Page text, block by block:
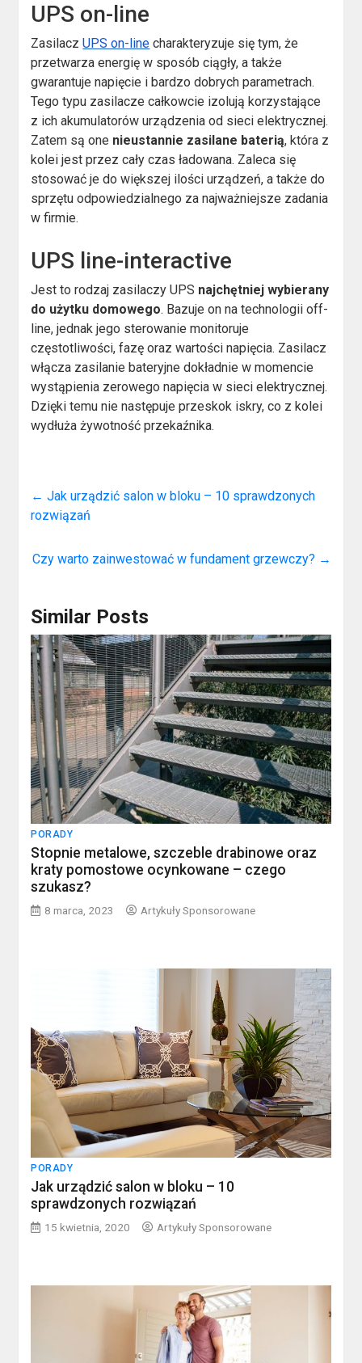
UPS on-line
ZasilaczUPS on-line charakteryzuje się tym, że
przetwarza energię w sposób ciągły, a także
gwarantuje napięcie i bardzo dobrych parametrach.
Tego typu zasilacze całkowcie izolują korzystające
z ich akumulatorów urządzenia od sieci elektrycznej.
Zatem są one nieustannie zasilane baterią, która z
kolei jest przez cały czas ładowana. Zaleca się
stosować je do większej ilości urządzeń, a także do
sprzętu odpowiedzialnego za najważniejsze zadania
w firmie.
UPS line-interactive
Jest to rodzaj zasilaczy UPS najchętniej wybierany
do użytku domowego. Bazuje on na technologii off-
line, jednak jego sterowanie monitoruje
częstotliwości, fazę oraz wartości napięcia. Zasilacz
włącza zasilanie bateryjne dokładnie w momencie
wystąpienia zerowego napięcia w sieci elektrycznej.
Dzięki temu nie następuje przeskok iskry, co z kolei
wydłuża żywotność przekaźnika.
← Jak urządzić salon w bloku – 10 sprawdzonych
rozwiązań
Czy warto zainwestować w fundament grzewczy? →
Similar Posts
PORADY
Stopnie metalowe, szczeble drabinowe oraz
kraty pomostowe ocynkowane – czego
szukasz?
8 marca, 2023 Artykuły Sponsorowane
PORADY
Jak urządzić salon w bloku – 10
sprawdzonych rozwiązań
15 kwietnia, 2020 Artykuły Sponsorowane